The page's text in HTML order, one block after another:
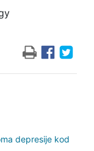
depresije kod